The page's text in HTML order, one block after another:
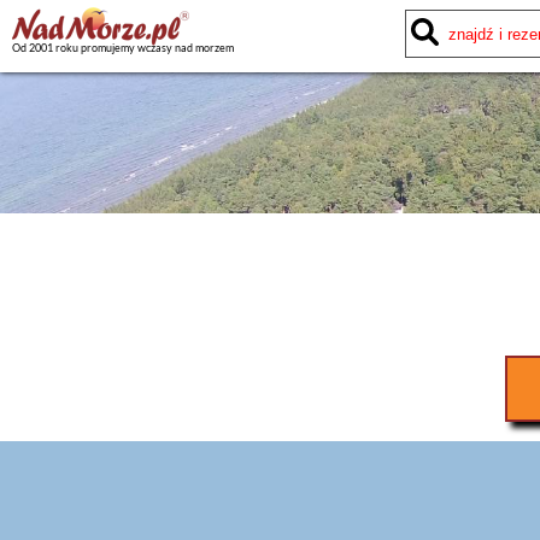
Od 2001 roku promujemy wczasy nad morzem